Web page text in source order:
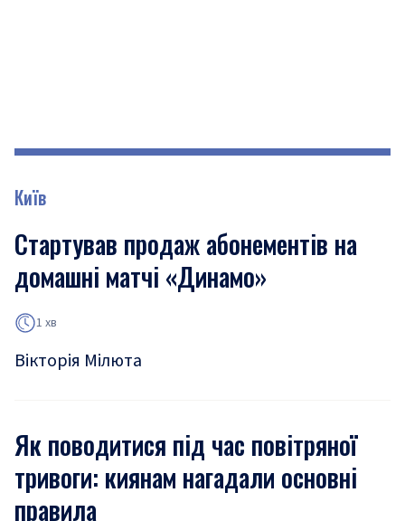
Київ
Стартував продаж абонементів на
домашні матчі «Динамо»
1 хв
Вікторія Мілюта
Як поводитися під час повітряної
тривоги: киянам нагадали основні
правила